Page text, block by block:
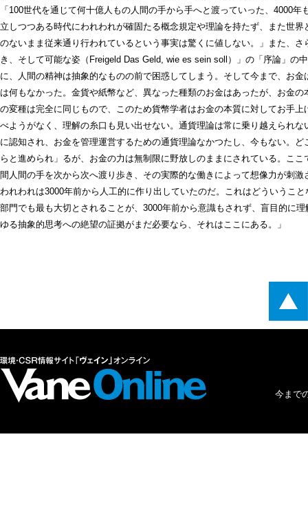
「100世代を通じて何十億人もの人間の手から手へと渡っていった、4000
立しつつある時代にわれわれが確固たる概念規定や理論を持たず、また世
のないまま従来通り行われているという事実は驚くに値しない。」また、
き、そして可能な姿（Freigeld Das Geld, wie es sein soll）」の「序論」の
に、人間の精神は抽象的なものの前で困惑してしまう。そして今まで、お
は何もなかった。金貨や紙幣など、異なった種類のお金はあったが、お金
の変種は完全に同じもので、このため貨幣学者はお金の本質に対してお手
べようがなく、理解の糸口も見い出せない。通貨理論は常に乗り越えられ
に認知され、お金を管理運営するための通貨理論なかつたし、今もない。
らと進められ」るが、お金の力は無制限に野放しのままにされている。こ
間人間の手を次から次へ渡り歩き、その実際的な働きによって想像力が刺
われわれは3000年前から人工的に作り出していたのだ。これはどういうこ
部門でも最も大切とされることが、3000年前から意識もされず、盲目的に
ゆる抽象的思考への絶望の証拠がまだ必要なら、それはここにある。」
今まで